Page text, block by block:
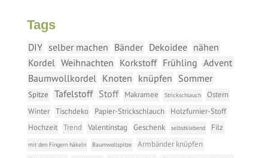
Tags
DIY selber machen Bänder Dekoidee nähen
Kordel Weihnachten Korkstoff Frühling Advent
Baumwollkordel Knoten knüpfen Sommer
Spitze Tafelstoff Stoff Makramee Strickschlauch
Ostern
Winter
Tischdeko Papier-Strickschlauch
Holzfurnier-Stoff
Hochzeit
Trend Valentinstag Geschenk selbstklebend Filz
mit den Fingern häkeln Baumwollspitze
Armbänder knüpfen